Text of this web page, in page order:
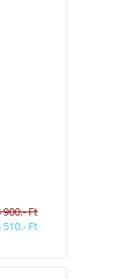
900.- Ft
510.- Ft